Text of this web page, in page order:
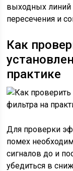
выходных линий
пересечения и
Как
практике
Для проверки
помех
сигналов до и
убедиться в